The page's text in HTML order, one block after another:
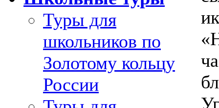
Туры для
школьников по
Золотому кольцу
России